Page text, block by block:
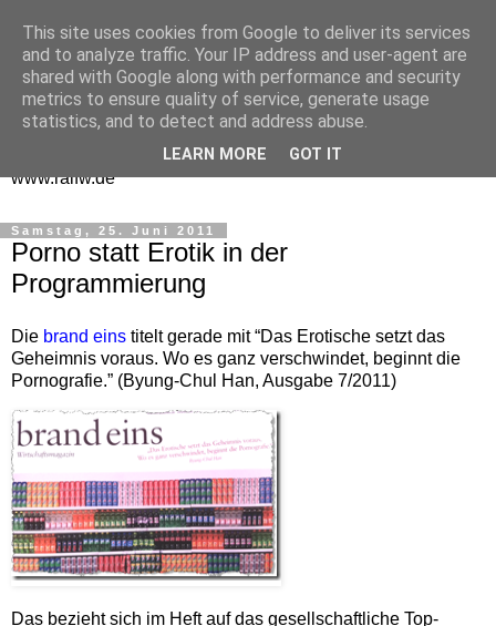
One Man Think Tank
Gedanken
Spontanes und Überlegtes aus meinem "Denkraum" -
www.ralfw.de
Samstag, 25. Juni 2011
Porno statt Erotik in der
Programmierung
Die brand eins titelt gerade mit “Das Erotische setzt das
Geheimnis voraus. Wo es ganz verschwindet, beginnt die
Pornografie.” (Byung-Chul Han, Ausgabe 7/2011)
Das bezieht sich im Heft auf das gesellschaftliche Top-
This site uses cookies from Google to deliver its services
and to analyze traffic. Your IP address and user-agent are
shared with Google along with performance and security
metrics to ensure quality of service, generate usage
statistics, and to detect and address abuse.
LEARN MORE GOT IT